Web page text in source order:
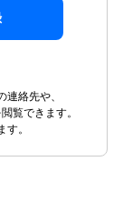
絡先や、
覧できます。
。